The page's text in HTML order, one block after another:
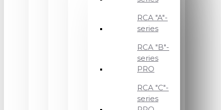
RCA "A"-
series
RCA "B"-
series
PRO
RCA "C"-
series